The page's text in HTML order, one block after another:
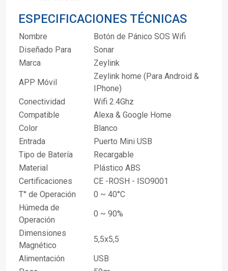
ESPECIFICACIONES TÉCNICAS
Nombre
Botón de Pánico SOS Wifi
Diseñado Para
Sonar
Marca
Zeylink
APP Móvil
Zeylink home (Para Android &
IPhone)
Conectividad
Wifi 2.4Ghz
Compatible
Alexa & Google Home
Color
Blanco
Entrada
Puerto Mini USB
Tipo de Batería
Recargable
Material
Plástico ABS
Certificaciones
CE -ROSH - ISO9001
T° de Operación
0 ~ 40°C
Húmeda de
Operación
0 ~ 90%
Dimensiones
Magnético
5,5x5,5
Alimentación
USB